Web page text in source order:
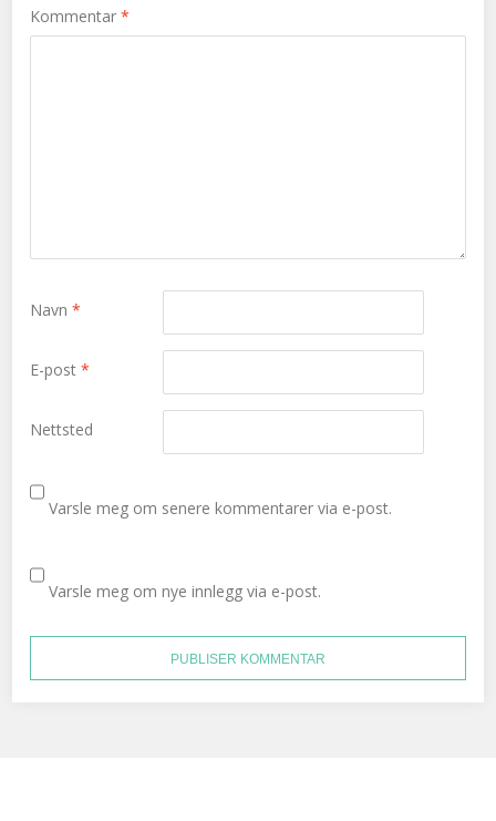
Kommentar*
Navn*
E-post*
Nettsted
Varsle meg om senere kommentarer via e-post.
Varsle meg om nye innlegg via e-post.